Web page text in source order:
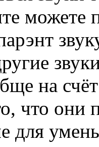
можете
на
что они
для